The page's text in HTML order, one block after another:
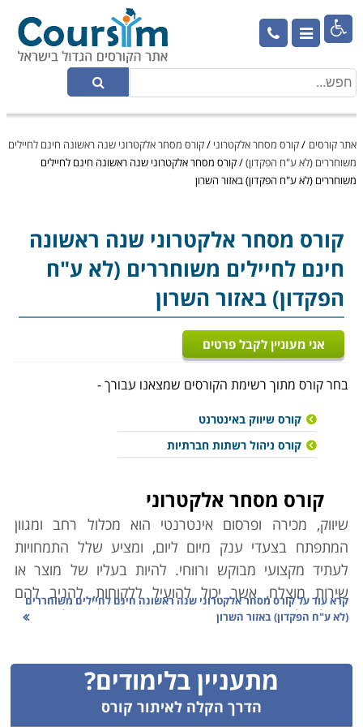

אתר קורסים /קורס מסחר אלקטרוני /קורס מסחר אלקטרוני שנה ראשונה חינם לחיילים
משוחררים (לא ע"ח הפקדון)/קורס מסחר אלקטרוני שנה ראשונה חינם לחיילים
משוחררים (לא ע"ח הפקדון) באזור השרון
קורס מסחר אלקטרוני שנה ראשונה
חינם לחיילים משוחררים (לא ע"ח
הפקדון) באזור השרון
אני מעוניין לקבל פרטים
בחר קורס מתוך רשימת הקורסים שמצאנו עבורך -
קורס שיווק באינטרנט
קורס ניהול רשתות חברתיות
קורס מסחר אלקטרוני
שיווק, מכירה ופרסום אינטרנטי הוא מכלול רחב ומגוון
המתפתח בצעדי ענק מיום ליום, ומציע שלל התמחויות
לעתיד מקצועי מבוקש ורווחי. להיות בעליו של מוצר או
שירות מוצלח, אשר יכול להועיל ללקוחות, להניב להם
תועלת ולמוכר רווח ושגשוג, הוא אתגר מסחרי בעל חשיבות
חיונית זו, אין בה די כדי להגיע להצלחה המיוחלת.
ההיסטוריה יכולה להצביע על כמות נכבדה של רעיונות
עסקיים ותהליכים שונים ומבריקים עליהם נאמר כי "הקדימו
קרא עוד עלקורס מסחר אלקטרוני שנה ראשונה חינם לחיילים משוחררים
(לא ע"ח הפקדון) באזור השרון
מתעניין בלימודים?
הדרך הקלה לאיתור קורס